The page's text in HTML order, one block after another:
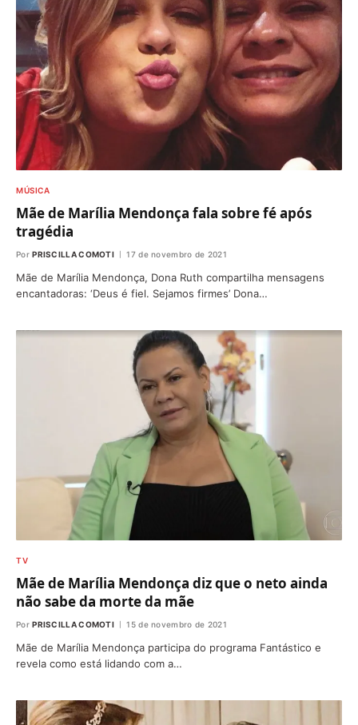
MÚSICA
Mãe de Marília Mendonça fala sobre fé após
tragédia
Por PRISCILLA COMOTI 17 de novembro de 2021
Mãe de Marília Mendonça, Dona Ruth compartilha mensagens
encantadoras: ‘Deus é fiel. Sejamos firmes’ Dona…
TV
Mãe de Marília Mendonça diz que o neto ainda
não sabe da morte da mãe
Por PRISCILLA COMOTI 15 de novembro de 2021
Mãe de Marília Mendonça participa do programa Fantástico e
revela como está lidando com a…